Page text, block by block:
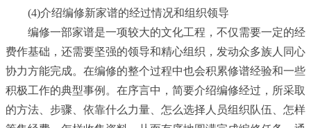
(4)介绍编修新家谱的经过情况和组织领导
编修一部家谱是一项较大的文化工程，不仅需要一定的经
费作基础，还需要坚强的领导和精心组织，发动众多族人同心
协力方能完成。在编修的整个过程中也会积累修谱经验和一些
积极工作的典型事例。在序言中，简要介绍编修经过，所采取
的方法、步骤、依靠什么力量、怎么选择人员组织队伍、怎样